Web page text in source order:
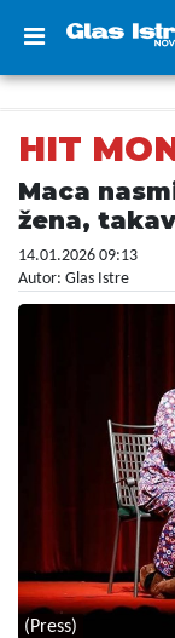
HIT
Maca
žena,
14.01.2026 09:13
Autor: Glas Istre
(Press)